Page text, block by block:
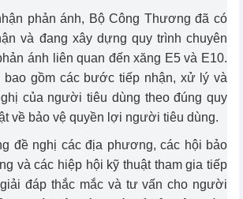
phản ánh, Bộ Công Thương đã có
và đang xây dựng quy trình chuyên
ánh liên quan đến xăng E5 và E10.
bao gồm các bước tiếp nhận, xử lý và
của người tiêu dùng theo đúng quy
về bảo vệ quyền lợi người tiêu dùng.
đề nghị các địa phương, các hội bảo
và các hiệp hội kỹ thuật tham gia tiếp
đáp thắc mắc và tư vấn cho người